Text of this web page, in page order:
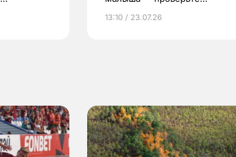
по ОМС!
13:10 / 23.07.26